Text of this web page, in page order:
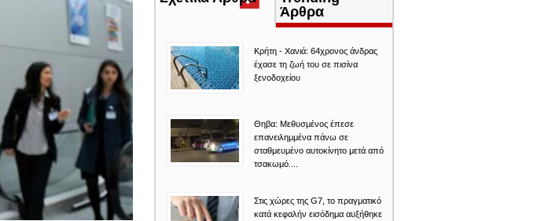
καρτέλα)
Άρθρα
Κρήτη - Χανιά: 64χρονος άνδρας
έχασε τη ζωή του σε πισίνα
ξενοδοχείου
Θηβα: Μεθυσμένος έπεσε
επανειλημμένα πάνω σε
σταθμευμένο αυτοκίνητο μετά από
τσακωμό....
Στις χώρες της G7, το πραγματικό
κατά κεφαλήν εισόδημα αυξήθηκε